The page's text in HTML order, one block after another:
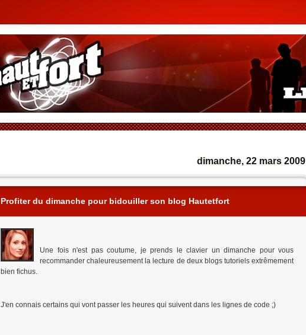
dimanche, 22 mars 2009
Profiter du dimanche pour bidouiller son blog Hautetfort
Une fois n'est pas coutume, je prends le clavier un dimanche pour vous
recommander chaleureusement la lecture de deux blogs tutoriels extrêmement
bien fichus.
J'en connais certains qui vont passer les heures qui suivent dans les lignes de code ;)